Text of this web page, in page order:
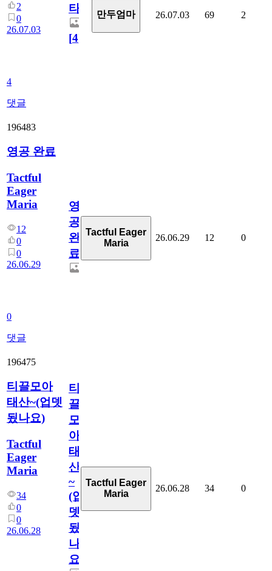
2
0
26.07.03
4
댓글
타
[4]
만두엄마 26.07.03 69 2
196483
영공 완료
Tactful
Eager
Maria
12
0
0
26.06.29
0
댓글
영
공
완
료
Tactful Eager
Maria
26.06.29 12 0
196475
티끌모아
태산~(업뎃
됬나요)
Tactful
Eager
Maria
34
0
0
26.06.28
티
끌
모
아
태
산
~
(업
뎃
됬
나
요)
Tactful Eager
Maria
26.06.28 34 0